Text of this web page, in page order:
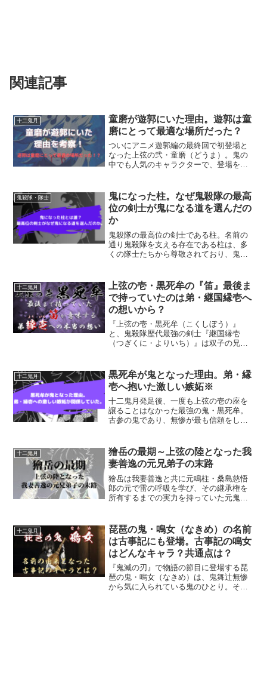
関連記事
十二鬼月
童磨が遊郭にいた理由。遊郭は童
磨にとって最適な場所だった？
ついにアニメ遊郭編の最終回で初登場と
なった上弦の弐・童磨（どうま）。鬼の
中でも人気のキャラクターで、登場を楽
と堕姫を鬼に誘った人物で、当時はまだ
上弦の弐ではなく陸だっ...
鬼殺隊・隊士
鬼になった柱。なぜ鬼殺隊の最高
位の剣士が鬼になる道を選んだの
か
鬼殺隊の最高位の剣士である柱。名前の
通り鬼殺隊を支える存在である柱は、多
くの隊士たちから尊敬されており、鬼殺
条件がいくつかあり、ほとんどの隊士た
ちはそこにたどり着く前に...
十二鬼月
上弦の壱・黒死牟の『笛』最後ま
で持っていたのは弟・継国縁壱へ
の想いから？
『上弦の壱・黒死牟（こくしぼう）』
と、鬼殺隊歴代最強の剣士『継国縁壱
（つぎくに・よりいち）』は双子の兄弟
紹介する「笛」は、この兄弟にとって、
最初で最後の絆といえる重要ア...
十二鬼月
黒死牟が鬼となった理由。弟・縁
壱へ抱いた激しい嫉妬※
十二鬼月発足後、一度も上弦の壱の座を
譲ることはなかった最強の鬼・黒死牟。
古参の鬼であり、無惨が最も信頼をして
さえも激しい恐怖を感じていました。実
は黒死牟は人間の時は鬼殺...
十二鬼月
獪岳の最期～上弦の陸となった我
妻善逸の元兄弟子の末路
獪岳は我妻善逸と共に元鳴柱・桑島慈悟
郎の元で雷の呼吸を学び、その継承権を
所有するまでの実力を持っていた元鬼殺
（ひざまず）き、鬼となる選択をしまし
た。今回はそんな獪岳の最...
十二鬼月
琵琶の鬼・鳴女（なきめ）の名前
は古事記にも登場。古事記の鳴女
はどんなキャラ？共通点は？
『鬼滅の刃』で物語の節目に登場する琵
琶の鬼・鳴女（なきめ）は、鬼舞辻無惨
から気に入られている鬼のひとり。そし